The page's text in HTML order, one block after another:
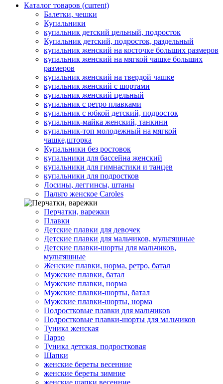
Каталог товаров (current)
Балетки, чешки
Купальники
купальник детский цельный, подросток
Купальник детский, подросток, раздельный
купальник женский на косточке больших размеров
купальник женский на мягкой чашке больших
размеров
купальник женский на твердой чашке
купальник женский с шортами
купальник женский цельный
купальник с ретро плавками
купальник с юбкой детский, подросток
купальник-майка женский, танкини
купальник-топ молодежный на мягкой
чашке,шторка
Купальники без ростовок
купальники для бассейна женский
купальники для гимнастики и танцев
купальники для подростков
Лосины, леггинсы, штаны
Пальто женское Caroles
Перчатки, варежки
Плавки
Детские плавки для девочек
Детские плавки для мальчиков, мультяшные
Детские плавки-шорты для мальчиков,
мультяшные
Женские плавки, норма, ретро, батал
Мужские плавки, батал
Мужские плавки, норма
Мужские плавки-шорты, батал
Мужские плавки-шорты, норма
Подростковые плавки для мальчиков
Подростковые плавки-шорты для мальчиков
Туникa женская
Парэо
Туника детская, подростковая
Шапки
женские береты весенние
женские береты зимние
женские шапки весенние